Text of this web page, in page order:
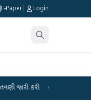
E-Paper Login
● સિદ્ધપુરથી બોમ્બ